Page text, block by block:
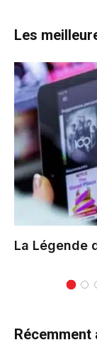
Les
La Légende
Récemment